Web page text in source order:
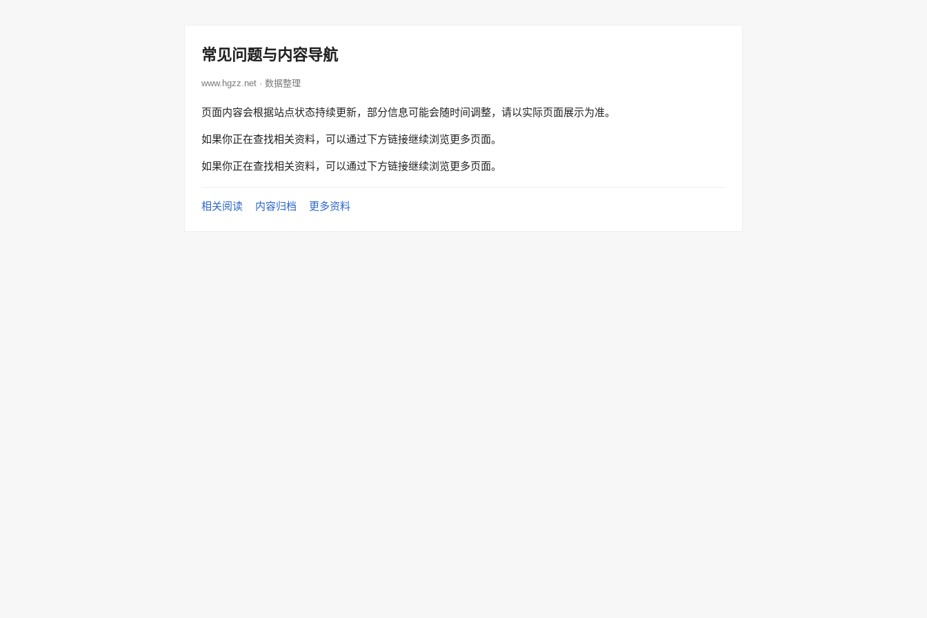
常见问题与内容导航
www.hgzz.net · 数据整理
页面内容会根据站点状态持续更新，部分信息可能会随时间调整，请以实际页面展示为准。
如果你正在查找相关资料，可以通过下方链接继续浏览更多页面。
如果你正在查找相关资料，可以通过下方链接继续浏览更多页面。
相关阅读 内容归档 更多资料